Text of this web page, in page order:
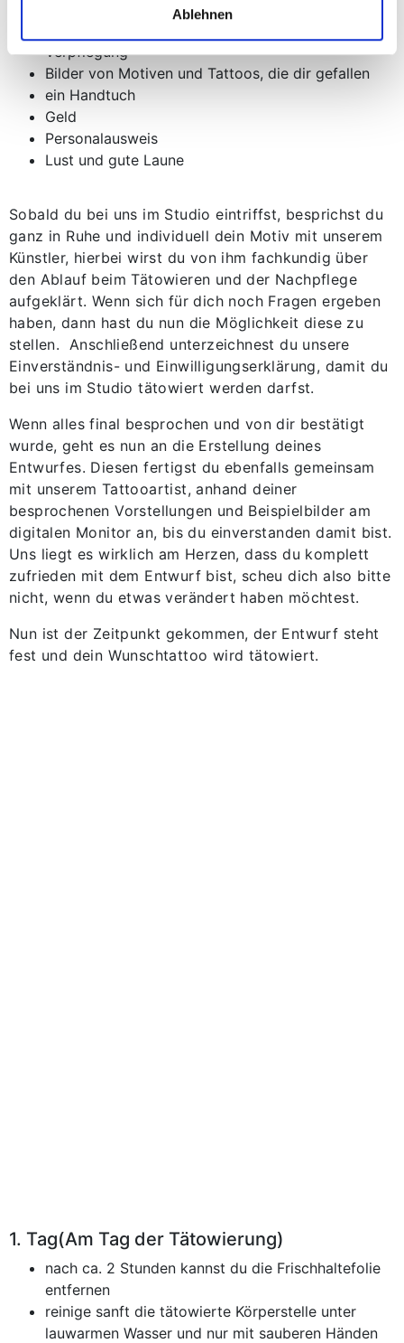
Ablehnen
Was du mitbringen solltest:
Verpflegung
Bilder von Motiven und Tattoos, die dir gefallen
ein Handtuch
Geld
Personalausweis
Lust und gute Laune
Sobald du bei uns im Studio eintriffst, besprichst du
ganz in Ruhe und individuell dein Motiv mit unserem
Künstler, hierbei wirst du von ihm fachkundig über
den Ablauf beim Tätowieren und der Nachpflege
aufgeklärt. Wenn sich für dich noch Fragen ergeben
haben, dann hast du nun die Möglichkeit diese zu
stellen. Anschließend unterzeichnest du unsere
Einverständnis- und Einwilligungserklärung, damit du
bei uns im Studio tätowiert werden darfst.
Wenn alles final besprochen und von dir bestätigt
wurde, geht es nun an die Erstellung deines
Entwurfes. Diesen fertigst du ebenfalls gemeinsam
mit unserem Tattooartist, anhand deiner
besprochenen Vorstellungen und Beispielbilder am
digitalen Monitor an, bis du einverstanden damit bist.
Uns liegt es wirklich am Herzen, dass du komplett
zufrieden mit dem Entwurf bist, scheu dich also bitte
nicht, wenn du etwas verändert haben möchtest.
Nun ist der Zeitpunkt gekommen, der Entwurf steht
fest und dein Wunschtattoo wird tätowiert.
1. Tag(Am Tag der Tätowierung)
nach ca. 2 Stunden kannst du die Frischhaltefolie
entfernen
reinige sanft die tätowierte Körperstelle unter
lauwarmen Wasser und nur mit sauberen Händen